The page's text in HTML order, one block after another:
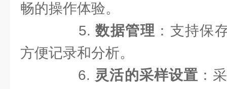
畅的操作体验。
5.数据管理 ：支持保
方便记录和分析。
6. 灵活的采样设置 ：